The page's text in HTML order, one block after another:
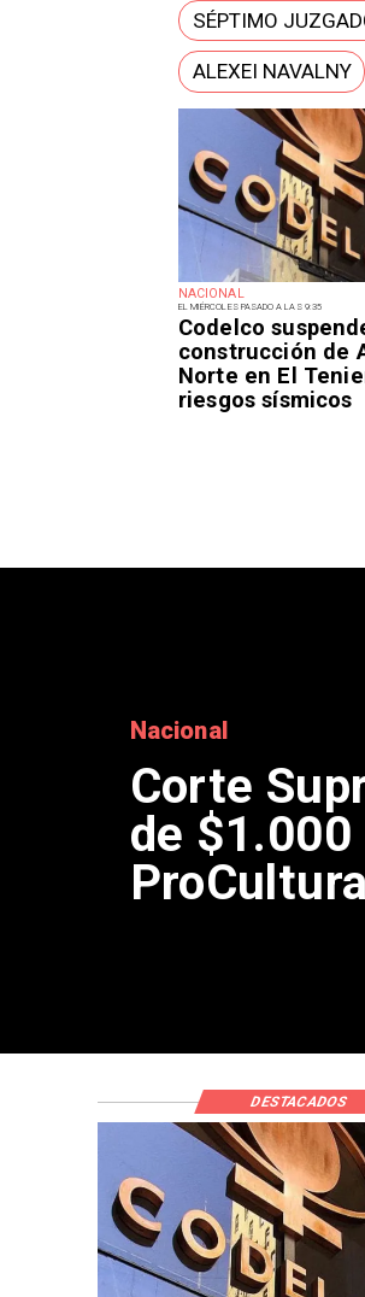
NACIONAL
EL MIÉRCOLES PASADO A LAS 9:35
Codelco
construcción de
Norte en El
riesgos sísmicos
SÉPTIMO
ALEXEI NAVALNY
DESTACADOS